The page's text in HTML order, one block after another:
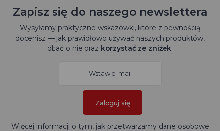
Zapisz się do naszego newslettera
Wysyłamy praktyczne wskazówki, które z pewnością
docenisz — jak prawidłowo używać naszych produktów,
dbać o nie oraz korzystać ze zniżek.
Zaloguj się
Więcej informacji o tym, jak przetwarzamy dane osobowe